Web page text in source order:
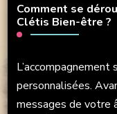
Comment se
Clétis Bien-être ?
personnalisées.
messages de votre